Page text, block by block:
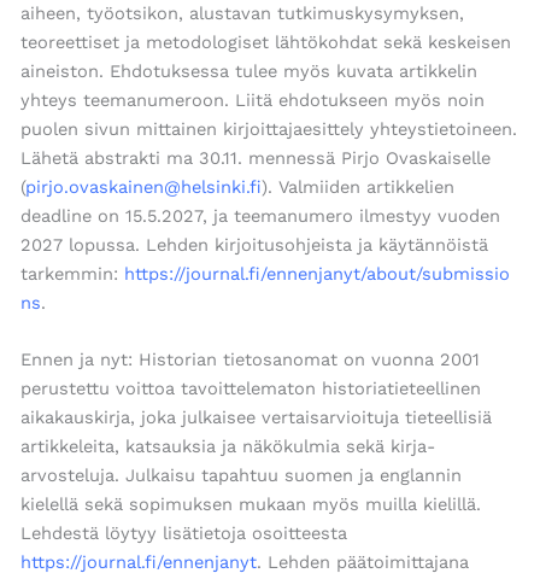
aiheen, työotsikon, alustavan tutkimuskysymyksen,
teoreettiset ja metodologiset lähtökohdat sekä keskeisen
aineiston. Ehdotuksessa tulee myös kuvata artikkelin
yhteys teemanumeroon. Liitä ehdotukseen myös noin
puolen sivun mittainen kirjoittajaesittely yhteystietoineen.
Lähetä abstrakti ma 30.11. mennessä Pirjo Ovaskaiselle
(pirjo.ovaskainen@helsinki.fi). Valmiiden artikkelien
deadline on 15.5.2027, ja teemanumero ilmestyy vuoden
2027 lopussa. Lehden kirjoitusohjeista ja käytännöistä
tarkemmin: https://journal.fi/ennenjanyt/about/submissio
ns.
Ennen ja nyt: Historian tietosanomat on vuonna 2001
perustettu voittoa tavoittelematon historiatieteellinen
aikakauskirja, joka julkaisee vertaisarvioituja tieteellisiä
artikkeleita, katsauksia ja näkökulmia sekä kirja-
arvosteluja. Julkaisu tapahtuu suomen ja englannin
kielellä sekä sopimuksen mukaan myös muilla kielillä.
Lehdestä löytyy lisätietoja osoitteesta
https://journal.fi/ennenjanyt. Lehden päätoimittajana